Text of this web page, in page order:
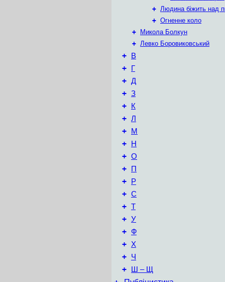
+ Людина біжить над
+ Огненне коло
+
Микола Болкун
+ Левко Боровиковський
+ В
+ Г
+ Д
+ З
+ К
+ Л
+ М
+ Н
+ О
+ П
+ Р
+ С
+ Т
+ У
+ Ф
+ Х
+ Ч
+ Ш – Щ